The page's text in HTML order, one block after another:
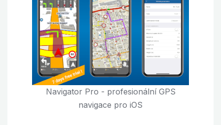
Navigator Pro - profesionální GPS
navigace pro iOS